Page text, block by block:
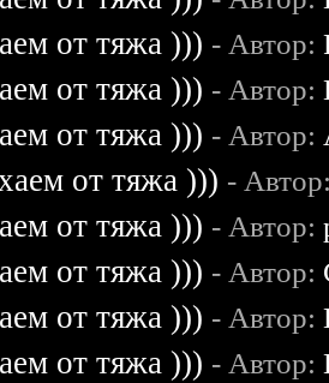
от тяжа ))) - Автор:
от тяжа ))) - Автор:
от тяжа ))) - Автор:
от тяжа ))) -
от тяжа ))) - Автор:
от тяжа ))) - Автор:
от тяжа ))) - Автор:
от тяжа ))) - Автор: